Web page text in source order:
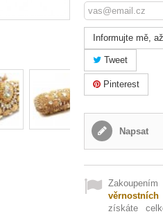
Informujte mě,
Tweet
Pinterest
Napsat
získáte